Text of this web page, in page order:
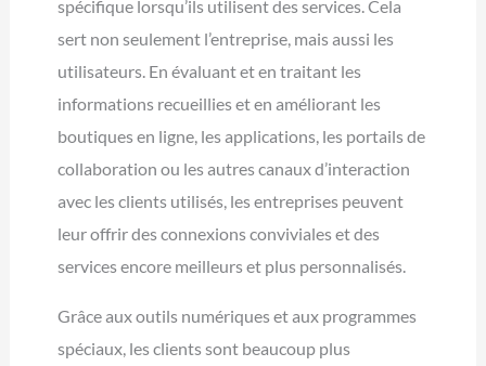
spécifique lorsqu’ils utilisent des services. Cela
sert non seulement l’entreprise, mais aussi les
utilisateurs. En évaluant et en traitant les
informations recueillies et en améliorant les
boutiques en ligne, les applications, les portails de
collaboration ou les autres canaux d’interaction
avec les clients utilisés, les entreprises peuvent
leur offrir des connexions conviviales et des
services encore meilleurs et plus personnalisés.
Grâce aux outils numériques et aux programmes
spéciaux, les clients sont beaucoup plus